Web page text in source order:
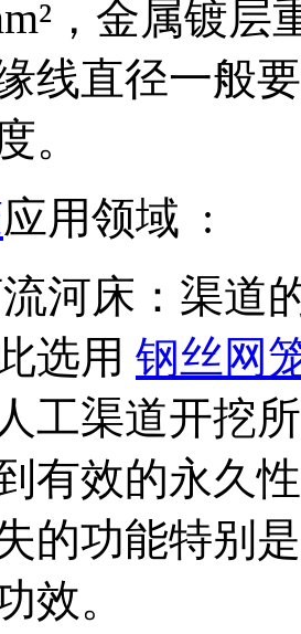
，金属镀
线直径一般
。
应用领域 :
河床：渠道
选用 钢丝网
工渠道开挖
有效的永久
的功能特别
效。